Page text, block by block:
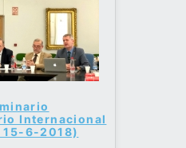
Internacional
15-6-2018)